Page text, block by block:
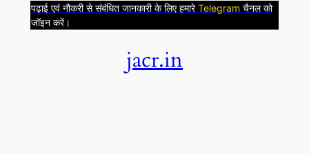
पढ़ाई एवं नौकरी से संबंधित जानकारी के लिए हमारे Telegram चैनल को
जॉइन करें।
jacr.in